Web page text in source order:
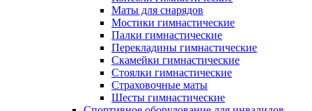
Маты для снарядов
Мостики гимнастические
Палки гимнастические
Перекладины гимнастические
Скамейки гимнастические
Стоялки гимнастические
Страховочные маты
Шесты гимнастические